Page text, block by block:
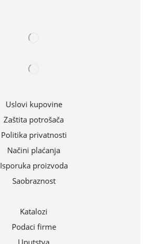
Uslovi kupovine
Zaštita potrošača
Politika privatnosti
Načini plaćanja
Isporuka proizvoda
Saobraznost
Katalozi
Podaci firme
Uputstva